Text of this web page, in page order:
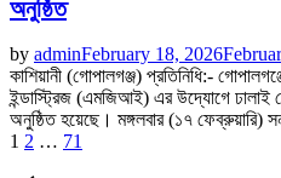
অনুষ্ঠিত
by adminFebruary 18, 2026
কাশিয়ানী (গোপালগঞ্জ) প্রতিনিধি:-
ইন্ডাস্ট্রিজ (এমজিআই) এর উদ্যোগে ঢালাই
অনুষ্ঠিত হয়েছে। মঙ্গলবার (১৭ ফেব্রুয়ারি)
Posts
1 2 … 71